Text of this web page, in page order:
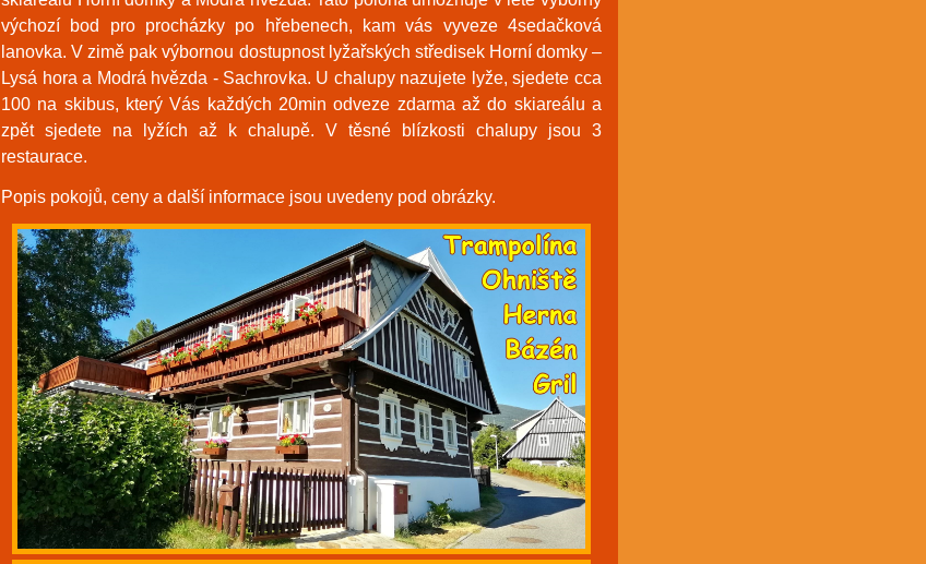
výchozí bod pro procházky po hřebenech, kam vás vyveze 4sedačková
lanovka. V zimě pak výbornou dostupnost lyžařských středisek Horní domky –
Lysá hora a Modrá hvězda - Sachrovka. U chalupy nazujete lyže, sjedete cca
100 na skibus, který Vás každých 20min odveze zdarma až do skiareálu a
zpět sjedete na lyžích až k chalupě. V těsné blízkosti chalupy jsou 3
restaurace.
Popis pokojů, ceny a další informace jsou uvedeny pod obrázky.